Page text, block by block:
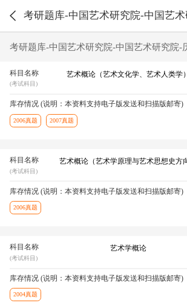
考研题库-中国艺术研究院-中国艺术研究院-
科目名称
(考试科目)
艺术概论（艺术文化学、艺术人类学）
库存情况 (说明：本资料支持电子版发送和扫描版邮寄)
2006真题 2007真题
科目名称
(考试科目)
艺术概论（艺术学原理与艺术思想史方
库存情况 (说明：本资料支持电子版发送和扫描版邮寄)
2006真题
科目名称
(考试科目)
艺术学概论
库存情况 (说明：本资料支持电子版发送和扫描版邮寄)
2004真题